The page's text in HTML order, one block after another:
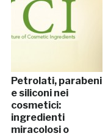
Petrolati, parabeni
e siliconi nei
cosmetici:
ingredienti
miracolosi o